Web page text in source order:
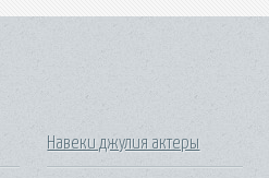
Навеки джулия актеры